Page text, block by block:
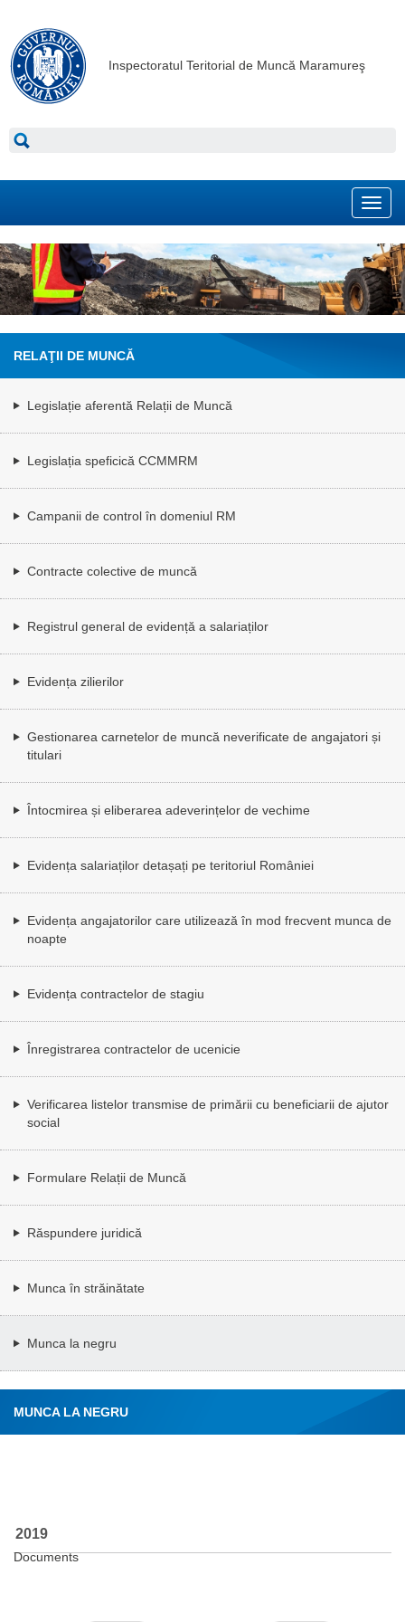
Inspectoratul Teritorial de Muncă Maramureş
RELAŢII DE MUNCĂ
Legislație aferentă Relații de Muncă
Legislația speficică CCMMRM
Campanii de control în domeniul RM
Contracte colective de muncă
Registrul general de evidență a salariaților
Evidența zilierilor
Gestionarea carnetelor de muncă neverificate de angajatori și
titulari
Întocmirea și eliberarea adeverințelor de vechime
Evidența salariaților detașați pe teritoriul României
Evidența angajatorilor care utilizează în mod frecvent munca de
noapte
Evidența contractelor de stagiu
Înregistrarea contractelor de ucenicie
Verificarea listelor transmise de primării cu beneficiarii de ajutor
social
Formulare Relații de Muncă
Răspundere juridică
Munca în străinătate
Munca la negru
MUNCA LA NEGRU
2019
Documents